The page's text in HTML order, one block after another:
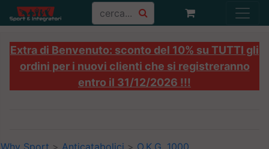
Extra di Benvenuto: sconto del 10% su TUTTI gli
ordini per i nuovi clienti che si registreranno
entro il 31/12/2026 !!!
Why Sport > Anticatabolici > O.K.G. 1000